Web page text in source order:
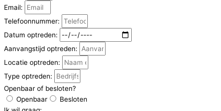
Email:
Telefoonnummer:
Datum optreden:
Aanvangstijd optreden:
Locatie optreden:
Type optreden:
Openbaar of besloten?
Openbaar
Besloten